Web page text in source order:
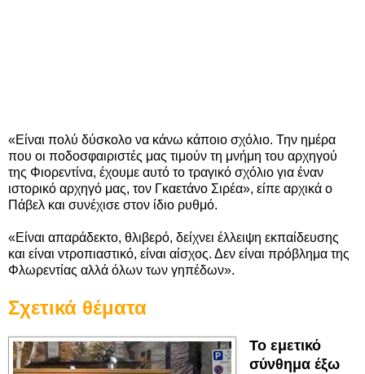
«Είναι πολύ δύσκολο να κάνω κάποιο σχόλιο. Την ημέρα
που οι ποδοσφαιριστές μας τιμούν τη μνήμη του αρχηγού
της Φιορεντίνα, έχουμε αυτό το τραγικό σχόλιο για έναν
ιστορικό αρχηγό μας, τον Γκαετάνο Σιρέα», είπε αρχικά ο
Πάβελ και συνέχισε στον ίδιο ρυθμό.
«Είναι απαράδεκτο, θλιβερό, δείχνει έλλειψη εκπαίδευσης
και είναι ντροπιαστικό, είναι αίσχος. Δεν είναι πρόβλημα της
Φλωρεντίας αλλά όλων των γηπέδων».
Σχετικά θέματα
Το εμετικό
σύνθημα έξω